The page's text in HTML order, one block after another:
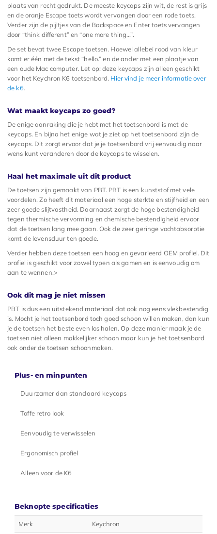
plaats van recht gedrukt. De meeste keycaps zijn wit, de rest is grijs
en de oranje Escape toets wordt vervangen door een rode toets.
Verder zijn de pijltjes van de Backspace en Enter toets vervangen
door “think different” en “one more thing…”.
De set bevat twee Escape toetsen. Hoewel allebei rood van kleur
komt er één met de tekst “hello.” en de ander met een plaatje van
een oude Mac computer. Let op: deze keycaps zijn alleen geschikt
voor het Keychron K6 toetsenbord. Hier vind je meer informatie over
de k6.
Wat maakt keycaps zo goed?
De enige aanraking die je hebt met het toetsenbord is met de
keycaps. En bijna het enige wat je ziet op het toetsenbord zijn de
keycaps. Dit zorgt ervoor dat je je toetsenbord vrij eenvoudig naar
wens kunt veranderen door de keycaps te wisselen.
Haal het maximale uit dit product
De toetsen zijn gemaakt van PBT. PBT is een kunststof met vele
voordelen. Zo heeft dit materiaal een hoge sterkte en stijfheid en een
zeer goede slijtvastheid. Daarnaast zorgt de hoge bestendigheid
tegen thermische vervorming en chemische bestendigheid ervoor
dat de toetsen lang mee gaan. Ook de zeer geringe vochtabsorptie
komt de levensduur ten goede.
Verder hebben deze toetsen een hoog en gevarieerd OEM profiel. Dit
profiel is geschikt voor zowel typen als gamen en is eenvoudig om
aan te wennen.>
Ook dit mag je niet missen
PBT is dus een uitstekend materiaal dat ook nog eens vlekbestendig
is. Mocht je het toetsenbord toch goed schoon willen maken, dan kun
je de toetsen het beste even los halen. Op deze manier maak je de
toetsen niet alleen makkelijker schoon maar kun je het toetsenbord
ook onder de toetsen schoonmaken.
Plus- en minpunten
Duurzamer dan standaard keycaps
Toffe retro look
Eenvoudig te verwisselen
Ergonomisch profiel
Alleen voor de K6
Beknopte specificaties
Merk Keychron